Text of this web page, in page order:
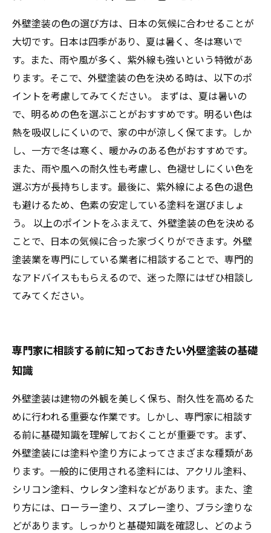
外壁塗装の色の選び方は、日本の気候に合わせることが
大切です。日本は四季があり、夏は暑く、冬は寒いで
す。また、雨や風が多く、紫外線も強いという特徴があ
ります。そこで、外壁塗装の色を決める時は、以下のポ
イントを考慮してみてください。 まずは、夏は暑いの
で、明るめの色を選ぶことがおすすめです。明るい色は
熱を吸収しにくいので、家の中が涼しく保てます。しか
し、一方で冬は寒く、暖かみのある色がおすすめです。
また、雨や風への耐久性も考慮し、色褪せしにくい色を
選ぶ方が長持ちします。最後に、紫外線による色の退色
も避けるため、色素の安定している塗料を選びましょ
う。 以上のポイントをふまえて、外壁塗装の色を決める
ことで、日本の気候に合った家づくりができます。外壁
塗装業を専門にしている業者に相談することで、専門的
なアドバイスももらえるので、迷った際にはぜひ相談し
てみてください。
専門家に相談する前に知っておきたい外壁塗装の基礎
知識
外壁塗装は建物の外観を美しく保ち、耐久性を高めるた
めに行われる重要な作業です。しかし、専門家に相談す
る前に基礎知識を理解しておくことが重要です。まず、
外壁塗装には塗料や塗り方によってさまざまな種類があ
ります。一般的に使用される塗料には、アクリル塗料、
シリコン塗料、ウレタン塗料などがあります。また、塗
り方には、ローラー塗り、スプレー塗り、ブラシ塗りな
どがあります。しっかりと基礎知識を確認し、どのよう